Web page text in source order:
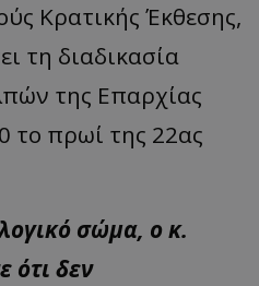
Κρατικής Έκθεσης,
τη διαδικασία
της Επαρχίας
το πρωί της 22ας
σώμα, ο κ.
ότι δεν